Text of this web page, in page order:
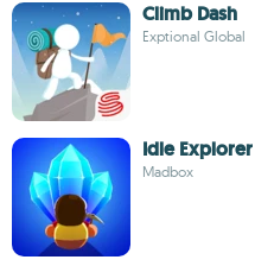
Climb Dash
Exptional Global
Idle Explorer
Madbox